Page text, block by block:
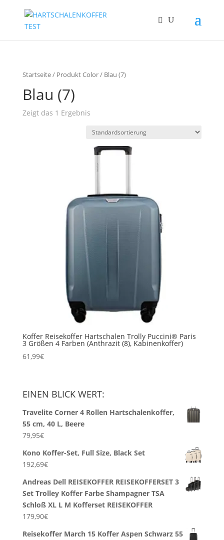
Startseite/ Produkt Color / Blau (7)
Blau (7)
Zeigt das 1 Ergebnis
Koffer Reisekoffer Hartschalen Trolly Puccini® Paris
3 Größen 4 Farben (Anthrazit (8), Kabinenkoffer)
61,99€
EINEN BLICK WERT:
Travelite Corner 4 Rollen Hartschalenkoffer,
55 cm, 40 L, Beere
79,95€
Kono Koffer-Set, Full Size, Black Set
192,69€
Andreas Dell REISEKOFFER REISEKOFFERSET 3
Set Trolley Koffer Farbe Shampagner TSA
Schloß XL L M Kofferset REISEKOFFER
179,90€
Reisekoffer March 15 Koffer Aspen Schwarz 55